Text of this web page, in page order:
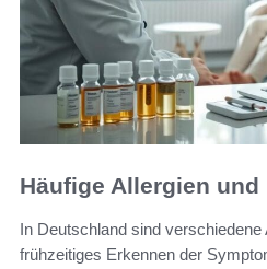
Häufige Allergien
In Deutschland sind
frühzeitiges Erkennen der